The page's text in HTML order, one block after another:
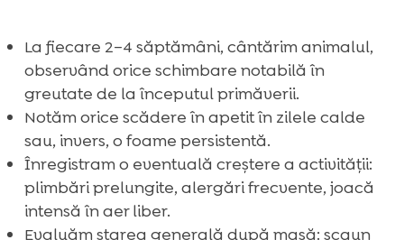
La fiecare 2–4 săptămâni, cântărim animalul,
observând orice schimbare notabilă în
greutate de la începutul primăverii.
Notăm orice scădere în apetit în zilele calde
sau, invers, o foame persistentă.
Înregistram o eventuală creștere a activității:
plimbări prelungite, alergări frecvente, joacă
intensă în aer liber.
Evaluăm starea generală după masă: scaun